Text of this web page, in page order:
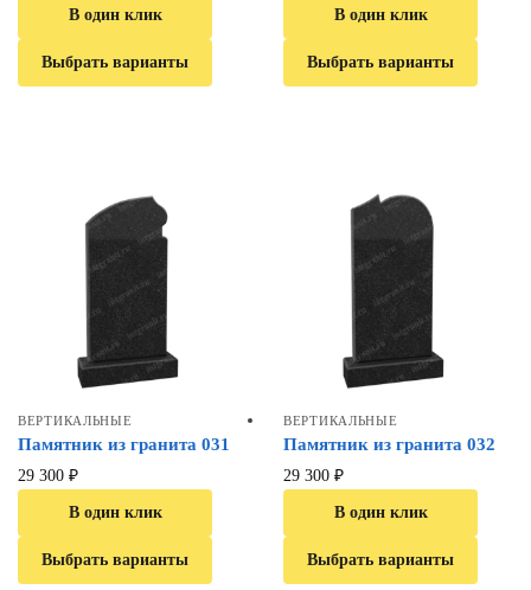
В один клик
Выбрать варианты
В один клик
Выбрать варианты
ВЕРТИКАЛЬНЫЕ
Памятник из гранита 031
29 300 ₽
В один клик
Выбрать варианты
ВЕРТИКАЛЬНЫЕ
Памятник из гранита 032
29 300 ₽
В один клик
Выбрать варианты